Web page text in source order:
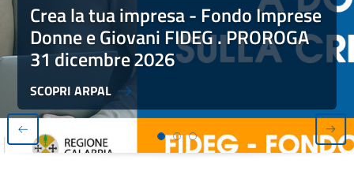
Crea la tua impresa - Fondo Imprese Donne e Giovani
Crea la tua impresa - Fondo Imprese
Donne e Giovani FIDEG . PROROGA
31 dicembre2026
SCOPRI ARPAL